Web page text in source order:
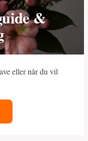
&
eller når du vil